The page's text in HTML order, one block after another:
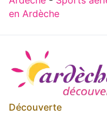
en Ardèche
Découverte